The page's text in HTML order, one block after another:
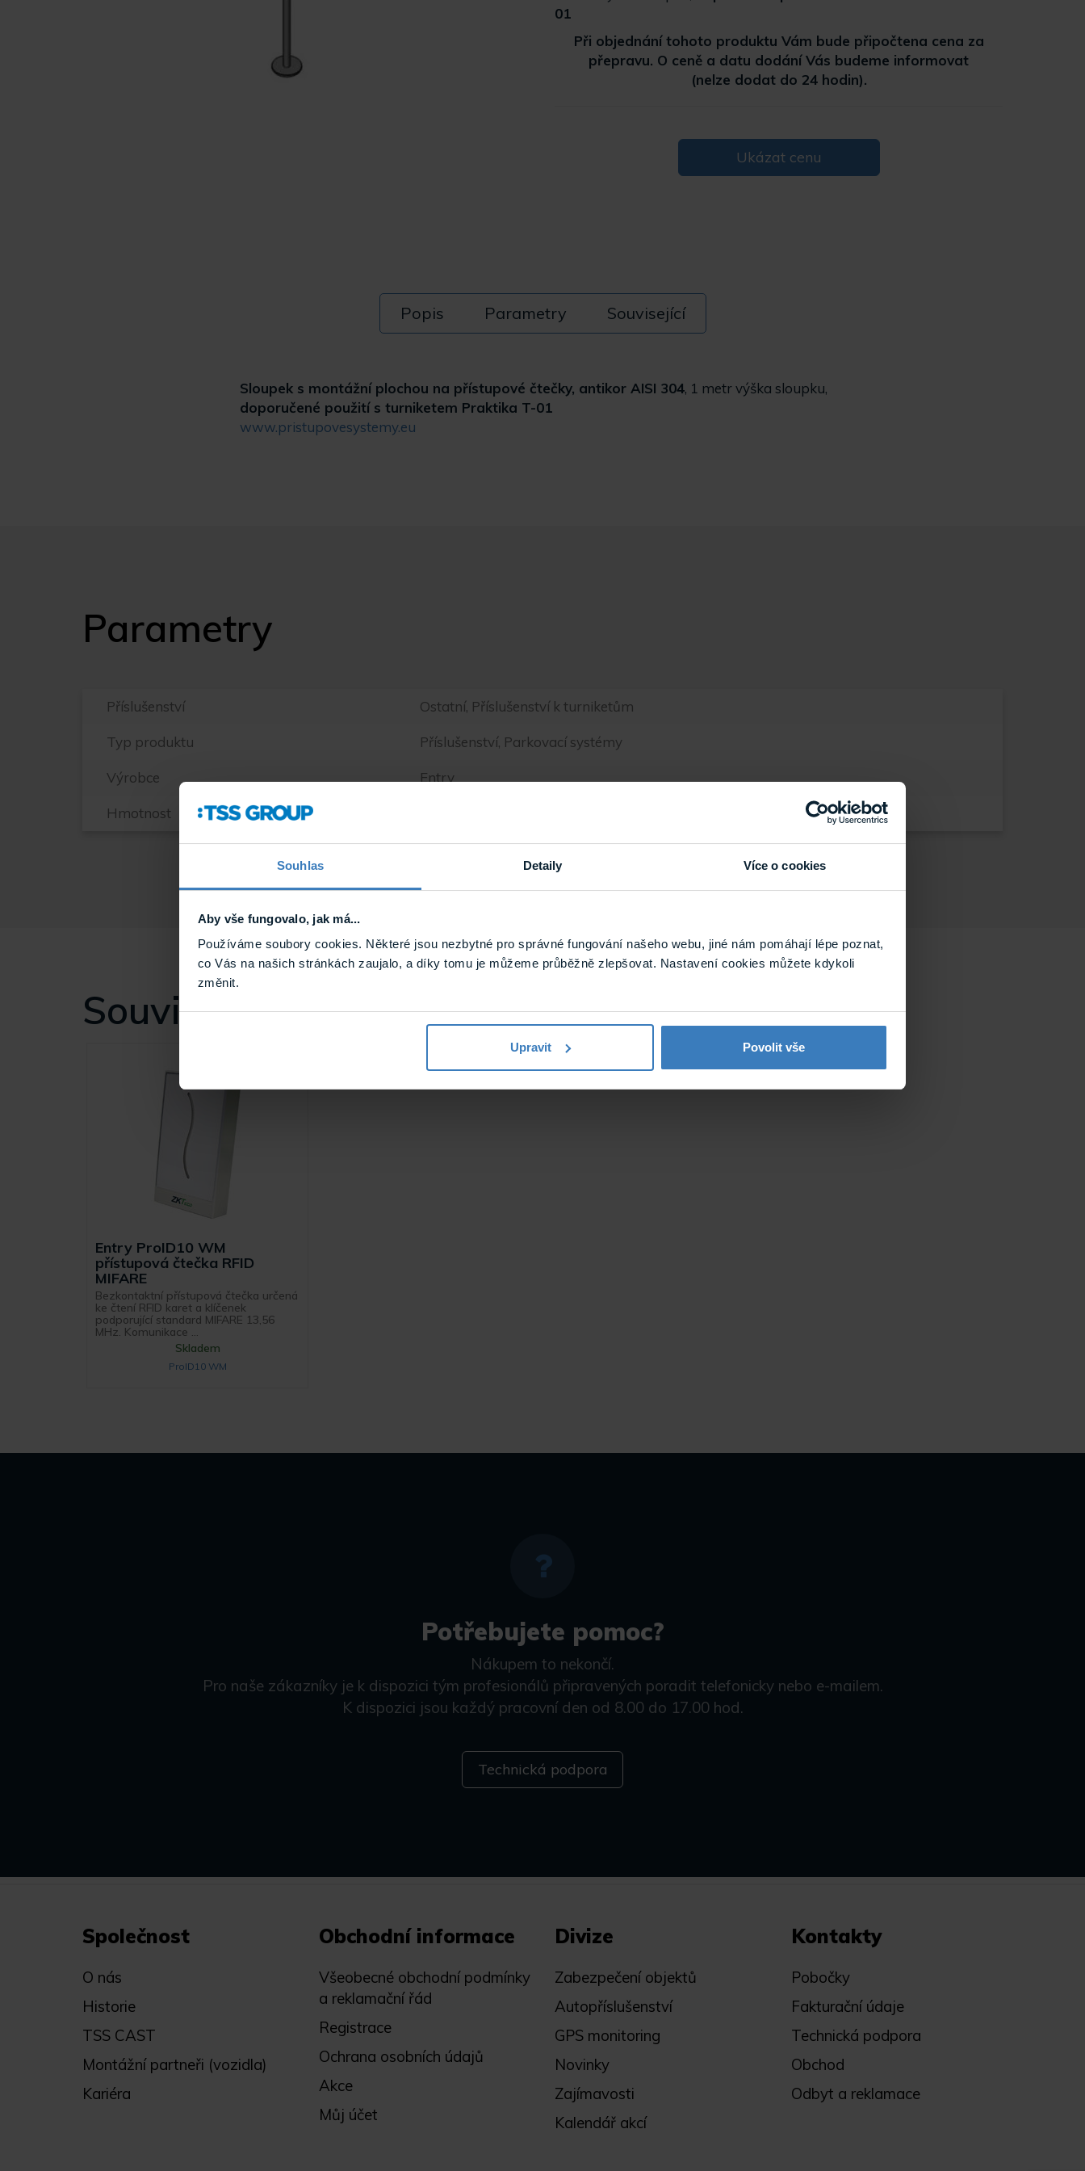
Souhlas Detaily Více o cookies
Aby vše fungovalo, jak má...
Používáme soubory cookies. Některé jsou nezbytné pro správné fungování našeho webu, jiné nám pomáhají lépe poznat,
co Vás na našich stránkách zaujalo, a díky tomu je můžeme průběžně zlepšovat. Nastavení cookies můžete kdykoli
změnit.
Upravit Povolit vše
01
Při objednání tohoto produktu Vám bude připočtena cena za
přepravu. O ceně a datu dodání Vás budeme informovat
(nelze dodat do 24 hodin).
Ukázat cenu
Popis Parametry Související
Sloupek s montážní plochou na přístupové čtečky, antikor AISI 304, 1 metr výška sloupku,
doporučené použití s turniketem Praktika T-01
www.pristupovesystemy.eu
Parametry
Příslušenství Ostatní, Příslušenství k turniketům
Typ produktu Příslušenství, Parkovací systémy
Výrobce Entry
Hmotnost
Související
Entry ProID10 WM
přístupová čtečka RFID
MIFARE
Bezkontaktní přístupová čtečka určená
ke čtení RFID karet a klíčenek
podporující standard MIFARE 13,56
MHz. Komunikace ...
Skladem
ProID10 WM
Potřebujete pomoc?
Nákupem to nekončí.
Pro naše zákazníky je k dispozici tým profesionálů připravených poradit telefonicky nebo e-mailem.
K dispozici jsou každý pracovní den od 8.00 do 17.00 hod.
Technická podpora
Společnost
O nás
Historie
TSS CAST
Montážní partneři (vozidla)
Kariéra
Obchodní informace
Všeobecné obchodní podmínky
a reklamační řád
Registrace
Ochrana osobních údajů
Akce
Můj účet
Divize
Zabezpečení objektů
Autopříslušenství
GPS monitoring
Novinky
Zajímavosti
Kalendář akcí
Kontakty
Pobočky
Fakturační údaje
Technická podpora
Obchod
Odbyt a reklamace